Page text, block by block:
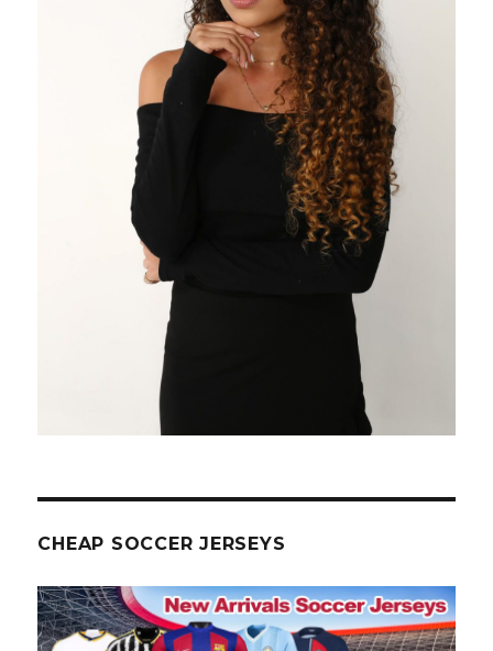
CHEAP SOCCER JERSEYS